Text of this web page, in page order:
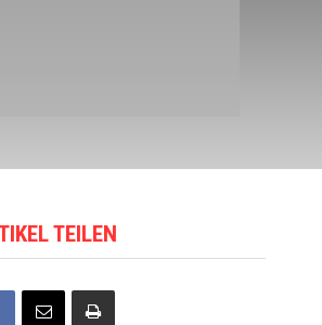
TEILEN